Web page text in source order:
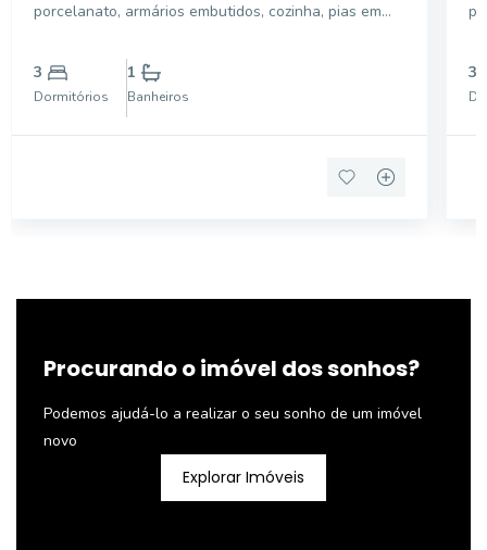
porcelanato, armários embutidos, cozinha, pias em
box e gabinete.
3
Dormitórios
1
Banheiros
3
Procurando o imóvel dos sonhos?
Podemos ajudá-lo a realizar o seu sonho de um imóvel
novo
Explorar Imóveis